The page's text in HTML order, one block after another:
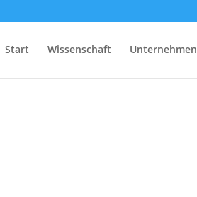
Start Wissenschaft Unternehmen